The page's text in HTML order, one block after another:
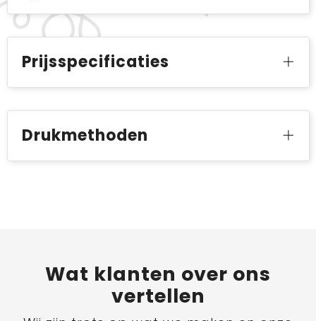
Prijsspecificaties
Drukmethoden
Wat klanten over ons
vertellen